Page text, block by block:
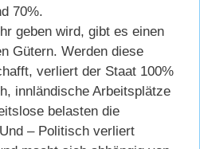
70%.
geben wird, gibt es einen
Gütern. Werden diese
verliert der Staat 100%
innländische Arbeitsplätze
belasten die
– Politisch verliert